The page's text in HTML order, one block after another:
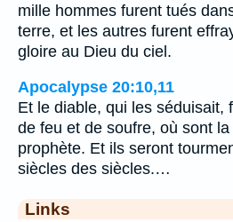
mille hommes furent tués
terre, et les autres furent
gloire au Dieu du ciel.
Apocalypse 20:10,11
Et le diable, qui les séduisait,
de feu et de soufre, où sont
prophète. Et ils seront
siècles des siècles.…
Links